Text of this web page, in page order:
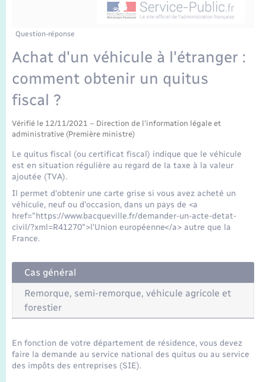
Etat-civil - Papiers - Citoyenneté
Mariage – PACS
Parrainage civil
Recensement
Loisirs
Nouvel habitant
Numérique
Organisation d’événement
Sécurité - Prévention
Seniors
Transports
Transports scolaires
Voirie et espace public
Travaux - Autorisation d’occupation de l’espace
Compétences
Plan interactif
Présentation de la commune
Publications
La Communauté de communes
Question-réponse
Achat d'un véhicule à l'étranger :
comment obtenir un quitus
fiscal ?
Vérifié le 12/11/2021 – Direction de l'information légale et
administrative (Première ministre)
Le quitus fiscal (ou certificat fiscal) indique que le véhicule
est en situation régulière au regard de la taxe à la valeur
ajoutée (TVA).
Il permet d'obtenir une carte grise si vous avez acheté un
véhicule, neuf ou d'occasion, dans un pays de <a
href="https://www.bacqueville.fr/demander-un-acte-detat-
civil/?xml=R41270">l'Union européenne</a> autre que la
France.
Cas général
Remorque, semi-remorque, véhicule agricole et
forestier
En fonction de votre département de résidence, vous devez
faire la demande au service national des quitus ou au service
des impôts des entreprises (SIE).